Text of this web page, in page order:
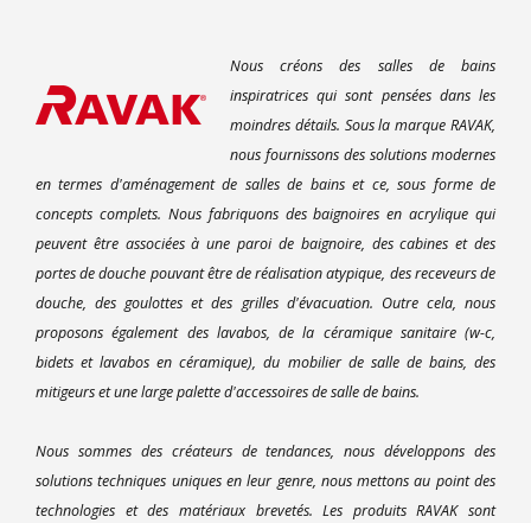
Nous créons des salles de bains
inspiratrices qui sont pensées dans les
moindres détails. Sous la marque RAVAK,
nous fournissons des solutions modernes
en termes d'aménagement de salles de bains et ce, sous forme de
concepts complets. Nous fabriquons des baignoires en acrylique qui
peuvent être associées à une paroi de baignoire, des cabines et des
portes de douche pouvant être de réalisation atypique, des receveurs de
douche, des goulottes et des grilles d'évacuation. Outre cela, nous
proposons également des lavabos, de la céramique sanitaire (w-c,
bidets et lavabos en céramique), du mobilier de salle de bains, des
mitigeurs et une large palette d'accessoires de salle de bains.
Nous sommes des créateurs de tendances, nous développons des
solutions techniques uniques en leur genre, nous mettons au point des
technologies et des matériaux brevetés. Les produits RAVAK sont